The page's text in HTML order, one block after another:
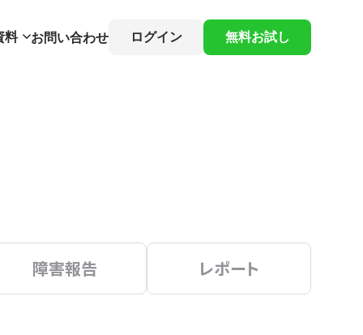
料 お問い合わせ ログイン 無料お試し
障害報告 レポート